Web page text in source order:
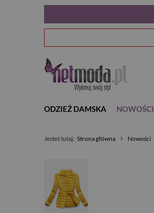
ODZIEŻ DAMSKA NOWOŚCI
Jesteś tutaj: Strona główna Nowości